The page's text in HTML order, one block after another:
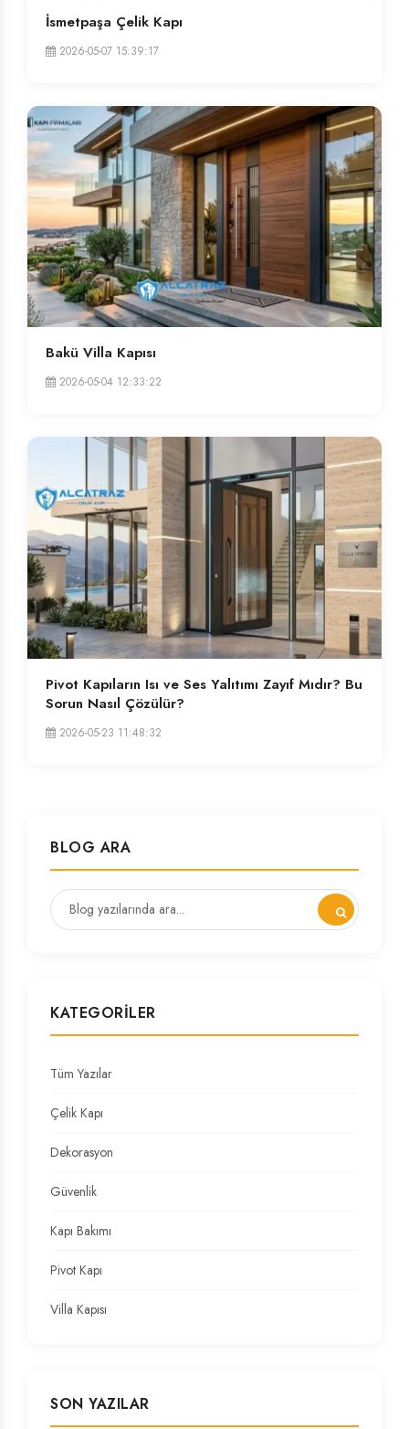
İsmetpaşa Çelik Kapı
2026-05-07 15:39:17
Bakü Villa Kapısı
2026-05-04 12:33:22
Pivot Kapıların Isı ve Ses Yalıtımı Zayıf Mıdır? Bu
Sorun Nasıl Çözülür?
2026-05-23 11:48:32
BLOG ARA
KATEGORILER
Tüm Yazılar
Çelik Kapı
Dekorasyon
Güvenlik
Kapı Bakımı
Pivot Kapı
Villa Kapısı
SON YAZILAR